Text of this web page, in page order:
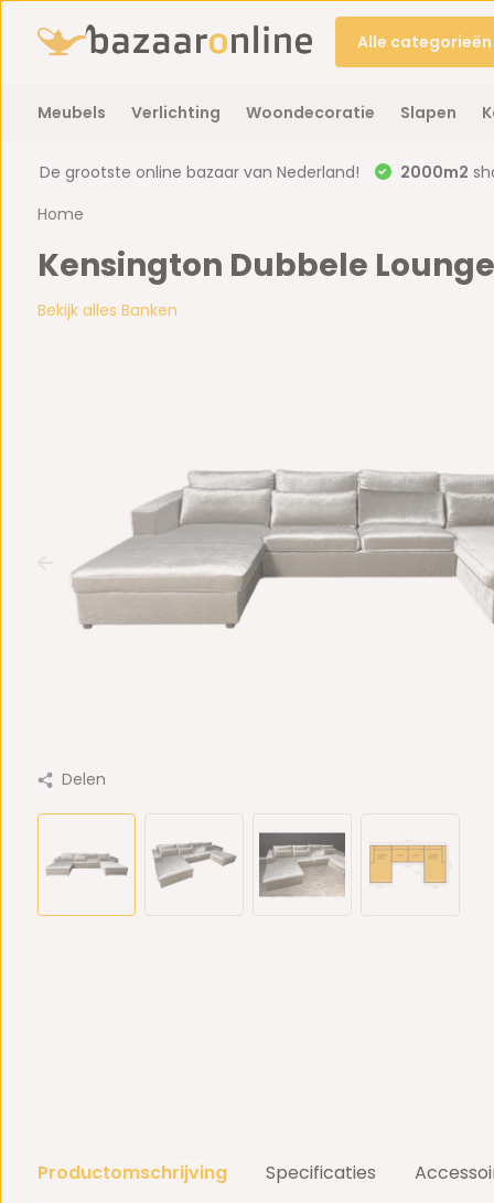
Alle categorieën
Meubels Verlichting Woondecoratie Slapen
De grootste online bazaar van Nederland! 2000m2
Home
Kensington Dubbele
Bekijk alles Banken
Delen
Productomschrijving Specificaties